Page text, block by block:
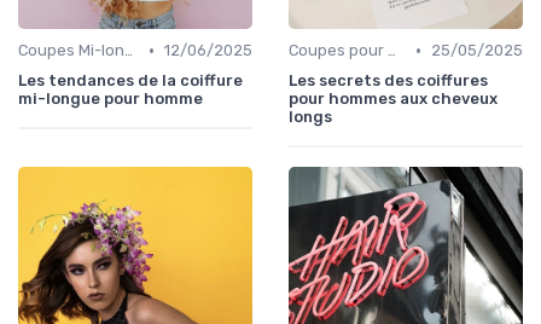
Coupes Mi-longues • 12/06/2025
Les tendances de la coiffure
mi-longue pour homme
Coupes pour Hommes •
25/05/2025
Les secrets des coiffures
pour hommes aux cheveux
longs